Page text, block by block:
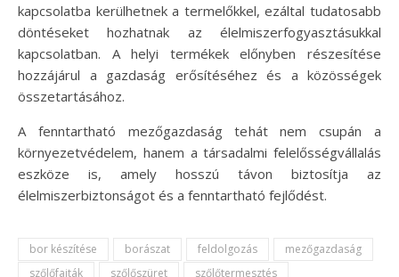
kapcsolatba kerülhetnek a termelőkkel, ezáltal tudatosabb
döntéseket hozhatnak az élelmiszerfogyasztásukkal
kapcsolatban. A helyi termékek előnyben részesítése
hozzájárul a gazdaság erősítéséhez és a közösségek
összetartásához.
A fenntartható mezőgazdaság tehát nem csupán a
környezetvédelem, hanem a társadalmi felelősségvállalás
eszköze is, amely hosszú távon biztosítja az
élelmiszerbiztonságot és a fenntartható fejlődést.
bor készítése borászat feldolgozás
mezőgazdaság
szőlőfajták
szőlőszüret
szőlőtermesztés